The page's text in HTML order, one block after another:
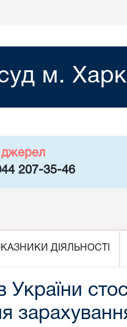
м.
джерел
207-35-46
ДІЯЛЬНОСТІ
України